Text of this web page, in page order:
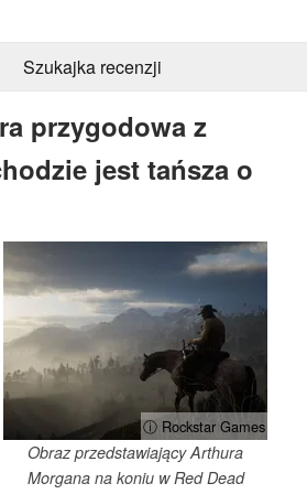
Szukajka recenzji
przygodowa z
jest tańsza o
ⓘ Rockstar Games
Obraz przedstawiający Arthura
Morgana na koniu w Red Dead